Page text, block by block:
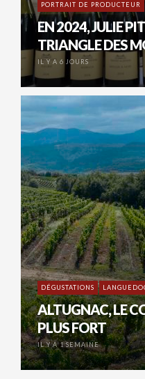
PORTRAIT DE PRODUCTEUR
EN 2024, JULIE
TRIANGLE DES
IL Y A 6 JOURS
DÉGUSTATIONS
ALTUGNAC, LE
PLUS FORT
IL Y A 1 SEMAINE